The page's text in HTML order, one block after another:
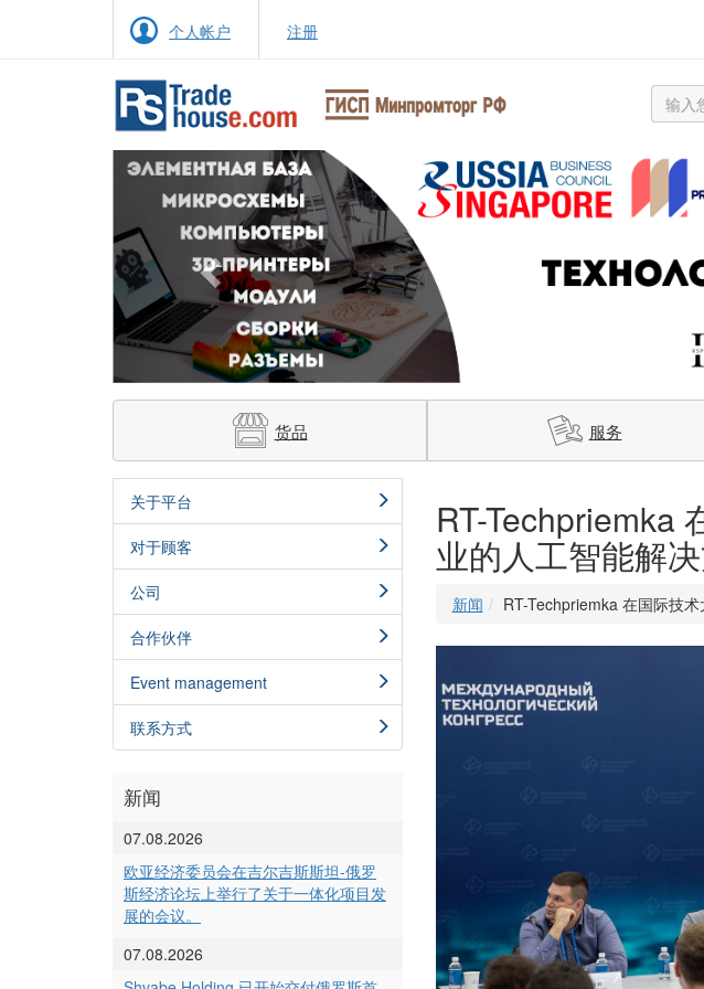
个人帐户 注册
Previous
货品 服务
关于平台
对于顾客
公司
合作伙伴
Event management
联系方式
新闻
07.08.2026
欧亚经济委员会在吉尔吉斯斯坦-俄罗
斯经济论坛上举行了关于一体化项目发
展的会议。
07.08.2026
RT-Techpriemka
业的人工智能解
新闻 RT-Techpriemka 在国际技